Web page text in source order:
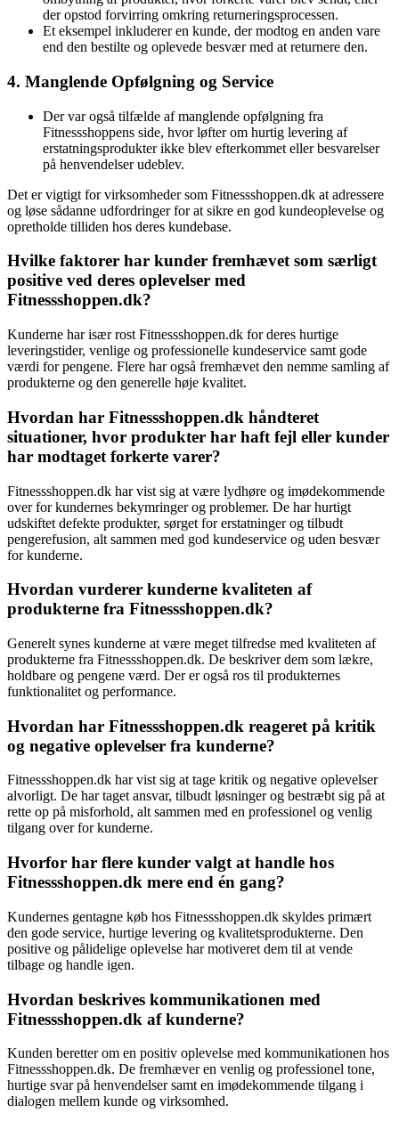
der opstod forvirring omkring returneringsprocessen.
Et eksempel inkluderer en kunde, der modtog en anden vare
end den bestilte og oplevede besvær med at returnere den.
4. Manglende Opfølgning og Service
Der var også tilfælde af manglende opfølgning fra
Fitnessshoppens side, hvor løfter om hurtig levering af
erstatningsprodukter ikke blev efterkommet eller besvarelser
på henvendelser udeblev.
Det er vigtigt for virksomheder som Fitnessshoppen.dk at adressere
og løse sådanne udfordringer for at sikre en god kundeoplevelse og
opretholde tilliden hos deres kundebase.
Hvilke faktorer har kunder fremhævet som særligt
positive ved deres oplevelser med
Fitnessshoppen.dk?
Kunderne har især rost Fitnessshoppen.dk for deres hurtige
leveringstider, venlige og professionelle kundeservice samt gode
værdi for pengene. Flere har også fremhævet den nemme samling af
produkterne og den generelle høje kvalitet.
Hvordan har Fitnessshoppen.dk håndteret
situationer, hvor produkter har haft fejl eller kunder
har modtaget forkerte varer?
Fitnessshoppen.dk har vist sig at være lydhøre og imødekommende
over for kundernes bekymringer og problemer. De har hurtigt
udskiftet defekte produkter, sørget for erstatninger og tilbudt
pengerefusion, alt sammen med god kundeservice og uden besvær
for kunderne.
Hvordan vurderer kunderne kvaliteten af
produkterne fra Fitnessshoppen.dk?
Generelt synes kunderne at være meget tilfredse med kvaliteten af
produkterne fra Fitnessshoppen.dk. De beskriver dem som lækre,
holdbare og pengene værd. Der er også ros til produkternes
funktionalitet og performance.
Hvordan har Fitnessshoppen.dk reageret på kritik
og negative oplevelser fra kunderne?
Fitnessshoppen.dk har vist sig at tage kritik og negative oplevelser
alvorligt. De har taget ansvar, tilbudt løsninger og bestræbt sig på at
rette op på misforhold, alt sammen med en professionel og venlig
tilgang over for kunderne.
Hvorfor har flere kunder valgt at handle hos
Fitnessshoppen.dk mere end én gang?
Kundernes gentagne køb hos Fitnessshoppen.dk skyldes primært
den gode service, hurtige levering og kvalitetsprodukterne. Den
positive og pålidelige oplevelse har motiveret dem til at vende
tilbage og handle igen.
Hvordan beskrives kommunikationen med
Fitnessshoppen.dk af kunderne?
Kunden beretter om en positiv oplevelse med kommunikationen hos
Fitnessshoppen.dk. De fremhæver en venlig og professionel tone,
hurtige svar på henvendelser samt en imødekommende tilgang i
dialogen mellem kunde og virksomhed.